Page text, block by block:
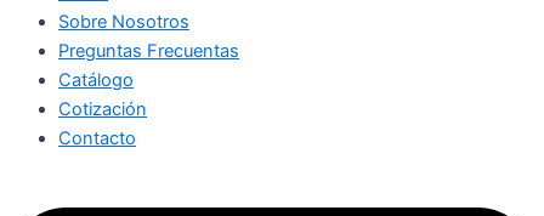
Sobre Nosotros
Preguntas Frecuentas
Catálogo
Cotización
Contacto